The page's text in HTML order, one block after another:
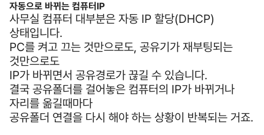
자동으로 바뀌는 컴퓨터IP
사무실 컴퓨터 대부분은 자동 IP 할당(DHCP)
상태입니다.
PC를 켜고 끄는 것만으로도, 공유기가 재부팅되는
것만으로도
IP가 바뀌면서 공유경로가 끊길 수 있습니다.
결국 공유폴더를 걸어놓은 컴퓨터의 IP가 바뀌거나
자리를 옮길때마다
공유폴더 연결을 다시 해야 하는 상황이 반복되는 거죠.